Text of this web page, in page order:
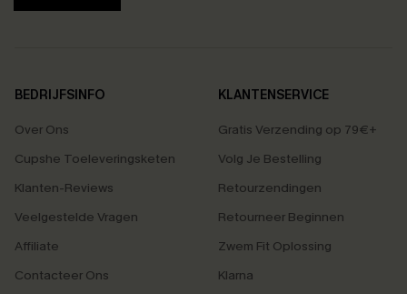
BEDRIJFSINFO
Over Ons
Cupshe Toeleveringsketen
Klanten-Reviews
Veelgestelde Vragen
Affiliate
Contacteer Ons
KLANTENSERVICE
Gratis Verzending op 79€+
Volg Je Bestelling
Retourzendingen
Retourneer Beginnen
Zwem Fit Oplossing
Klarna